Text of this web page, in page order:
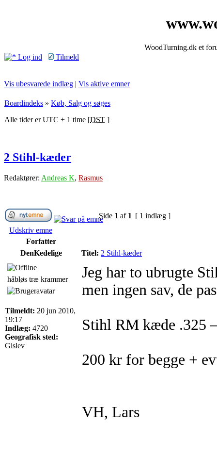
WoodTurning.dk et
Log ind
Tilmeld
Vis ubesvarede indlæg | Vis aktive emner
Boardindeks » Køb, Salg og søges
Alle tider er UTC + 1 time [DST ]
2 Stihl-kæder
Redaktører: Andreas K, Rasmus
Side 1 af 1 [ 1 indlæg ]
Udskriv emne
Forfatter
DenKedelige
Titel: 2 Stihl-kæder
håbløs træ krammer
Tilmeldt: 20 jun 2010,
19:17
Indlæg: 4720
Geografisk sted:
Gislev
Jeg har to ubrugte
men ingen sav, de
Stihl RM kæde .325
200 kr for begge +
VH, Lars